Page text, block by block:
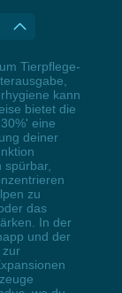
Tierpflege-
kann
bietet die
eine
deiner
spürbar,
zu
das
In der
und der
zur